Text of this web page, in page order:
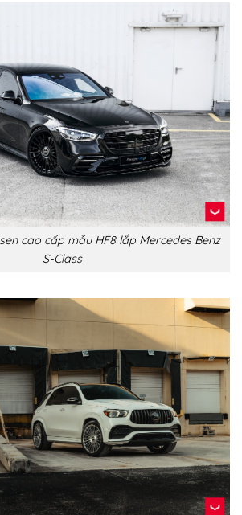
cao cấp mẫu HF8 lắp Mercedes Benz
S-Class